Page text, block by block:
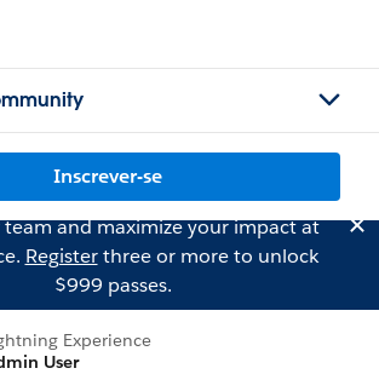
Inscrever-se
and maximize your impact at
Registerthree or more to unlock
$999 passes.
Experience
User